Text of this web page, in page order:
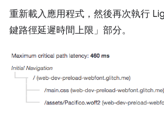
重新載入應用程式，然後再次執行
鍵路徑延遲時間上限」 部分。